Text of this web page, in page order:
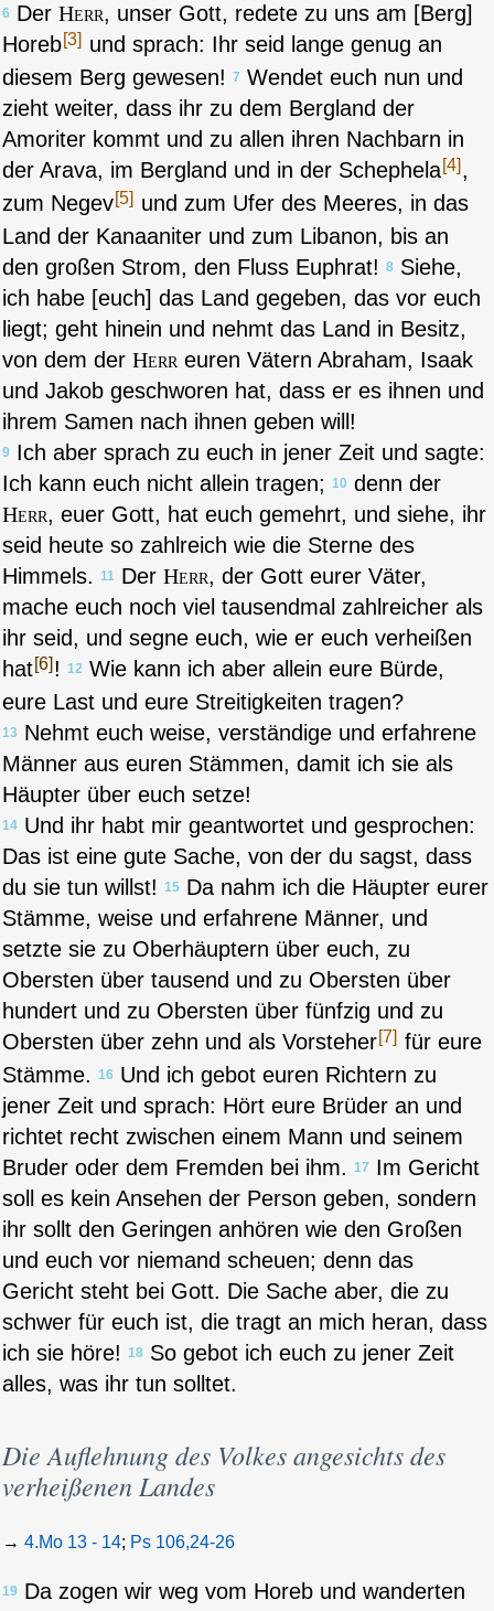
6 DerHerr, unser Gott, redete zu uns am [Berg]
Horeb[3] und sprach: Ihr seid lange genug an
diesem Berg gewesen! 7 Wendet euch nun und
zieht weiter, dass ihr zu dem Bergland der
Amoriter kommt und zu allen ihren Nachbarn in
der Arava, im Bergland und in der Schephela[4] ,
zum Negev[5] und zum Ufer des Meeres, in das
Land der Kanaaniter und zum Libanon, bis an
den großen Strom, den Fluss Euphrat! 8 Siehe,
ich habe [euch] das Land gegeben, das vor euch
liegt; geht hinein und nehmt das Land in Besitz,
von dem derHerreuren Vätern Abraham, Isaak
und Jakob geschworen hat, dass er es ihnen und
ihrem Samen nach ihnen geben will!
9 Ich aber sprach zu euch in jener Zeit und sagte:
Ich kann euch nicht allein tragen; 10 denn der
Herr, euer Gott, hat euch gemehrt, und siehe, ihr
seid heute so zahlreich wie die Sterne des
Himmels. 11 DerHerr, der Gott eurer Väter,
mache euch noch viel tausendmal zahlreicher als
ihr seid, und segne euch, wie er euch verheißen
hat[6] ! 12 Wie kann ich aber allein eure Bürde,
eure Last und eure Streitigkeiten tragen?
13 Nehmt euch weise, verständige und erfahrene
Männer aus euren Stämmen, damit ich sie als
Häupter über euch setze!
14 Und ihr habt mir geantwortet und gesprochen:
Das ist eine gute Sache, von der du sagst, dass
du sie tun willst! 15 Da nahm ich die Häupter eurer
Stämme, weise und erfahrene Männer, und
setzte sie zu Oberhäuptern über euch, zu
Obersten über tausend und zu Obersten über
hundert und zu Obersten über fünfzig und zu
Obersten über zehn und als Vorsteher[7] für eure
Stämme. 16 Und ich gebot euren Richtern zu
jener Zeit und sprach: Hört eure Brüder an und
richtet recht zwischen einem Mann und seinem
Bruder oder dem Fremden bei ihm. 17 Im Gericht
soll es kein Ansehen der Person geben, sondern
ihr sollt den Geringen anhören wie den Großen
und euch vor niemand scheuen; denn das
Gericht steht bei Gott. Die Sache aber, die zu
schwer für euch ist, die tragt an mich heran, dass
ich sie höre! 18 So gebot ich euch zu jener Zeit
alles, was ihr tun solltet.
Die Auflehnung des Volkes angesichts des
verheißenen Landes
→4.Mo 13 - 14; Ps 106,24-26
19 Da zogen wir weg vom Horeb und wanderten